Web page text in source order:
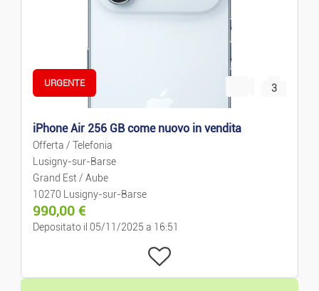
Giocattoli E Giochi
Forma/relax
Sport
Animali
Collezione
URGENTE 3
iPhone Air 256 GB come nuovo in vendita
Offerta / Telefonia
Lusigny-sur-Barse
Grand Est / Aube
10270 Lusigny-sur-Barse
990,00 €
Depositato il 05/11/2025 a 16:51